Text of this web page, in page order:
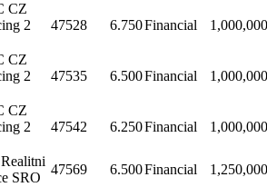
CZ
2
47528 6.750Financial
CZ
2
47535 6.500Financial
CZ
2
47542 6.250Financial
SRO
47569 6.500Financial